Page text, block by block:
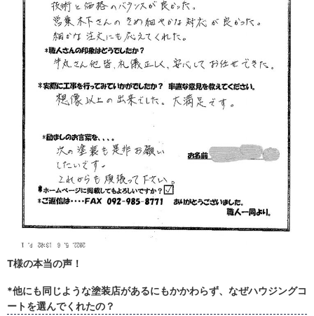
T様の本当の声！
*他にも同じような塗装店があるにもかかわらず、なぜハウジングコ
ートを選んでくれたの？